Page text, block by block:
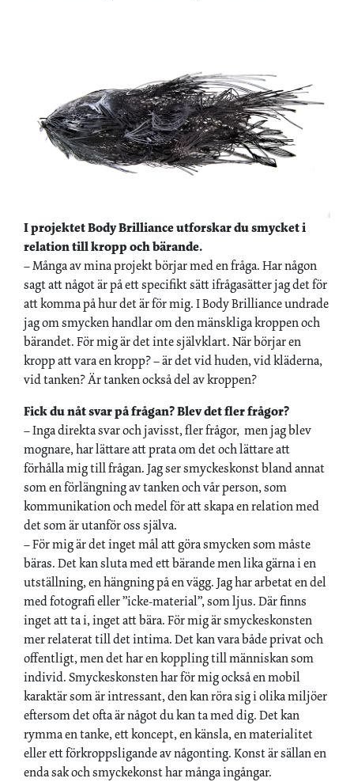
I projektet Body Brilliance utforskar du smycket i
relation till kropp och bärande.
– Många av mina projekt börjar med en fråga. Har någon
sagt att något är på ett specifikt sätt ifrågasätter jag det för
att komma på hur det är för mig. I Body Brilliance undrade
jag om smycken handlar om den mänskliga kroppen och
bärandet. För mig är det inte självklart. När börjar en
kropp att vara en kropp? – är det vid huden, vid kläderna,
vid tanken? Är tanken också del av kroppen?
Fick du nåt svar på frågan? Blev det fler frågor?
– Inga direkta svar och javisst, fler frågor, men jag blev
mognare, har lättare att prata om det och lättare att
förhålla mig till frågan. Jag ser smyckeskonst bland annat
som en förlängning av tanken och vår person, som
kommunikation och medel för att skapa en relation med
det som är utanför oss själva.
– För mig är det inget mål att göra smycken som måste
bäras. Det kan sluta med ett bärande men lika gärna i en
utställning, en hängning på en vägg. Jag har arbetat en del
med fotografi eller ”icke-material”, som ljus. Där finns
inget att ta i, inget att bära. För mig är smyckeskonsten
mer ­relaterat till det intima. Det kan vara både privat och
offentligt, men det har en koppling till människan som
individ. Smyckeskonsten har för mig också en mobil
karaktär som är intressant, den kan röra sig i olika miljöer
eftersom det ofta är något du kan ta med dig. Det kan
rymma en tanke, ett koncept, en känsla, en materialitet
eller ett förkroppsligande av någonting. Konst är sällan en
enda sak och smyckekonst har många ingångar.